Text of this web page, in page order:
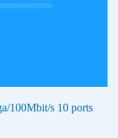
100Mbit/s 10 ports